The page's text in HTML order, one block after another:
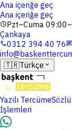
Ana içeriğe geç
Ana içeriğe geç
schedulePzt–Cuma
Çankaya
phone0312 394 40 76chat
🇹🇷Türkçe expand_more
Yazılı Tercüme
İşlemleri